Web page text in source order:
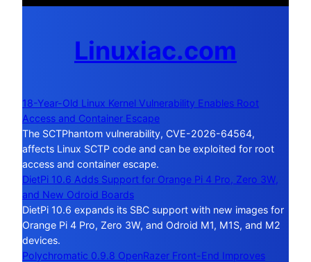
Linuxiac.com
18-Year-Old Linux Kernel Vulnerability Enables Root
Access and Container Escape
The SCTPhantom vulnerability, CVE-2026-64564,
affects Linux SCTP code and can be exploited for root
access and container escape.
DietPi 10.6 Adds Support for Orange Pi 4 Pro, Zero 3W,
and New Odroid Boards
DietPi 10.6 expands its SBC support with new images for
Orange Pi 4 Pro, Zero 3W, and Odroid M1, M1S, and M2
devices.
Polychromatic 0.9.8 OpenRazer Front-End Improves